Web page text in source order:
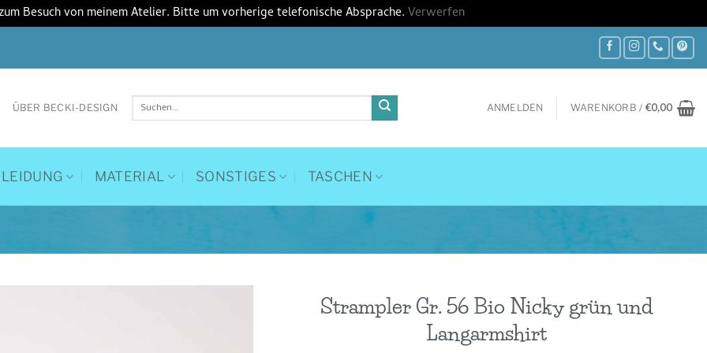
Besuch von meinem Atelier. Bitte um vorherige telefonische Absprache.Verwerfen
ÜBER BECKI-DESIGN
Suchen
nach:
ANMELDEN WARENKORB / €0,00
MATERIAL SONSTIGES TASCHEN
Strampler Gr. 56 Bio Nicky grün und
Langarmshirt